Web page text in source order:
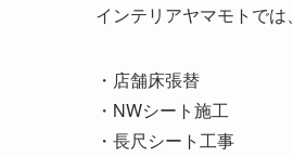
インテリアヤマモトでは、
・店舗床張替
・NWシート施工
・長尺シート工事